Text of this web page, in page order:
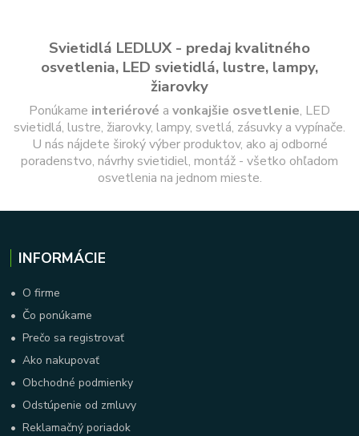
Svietidlá LEDLUX - predaj kvalitného
osvetlenia, LED svietidlá, lustre, lampy,
žiarovky
Ponúkame interiérové a vonkajšie osvetlenie, LED
svietidlá, lustre, žiarovky, lampy, svetlá, zásuvky a vypínače.
U nás nájdete široký výber produktov, ako aj odborné
poradenstvo, návrhy svietidiel, montáž - všetko ohľadom
osvetlenia na jednom mieste.
INFORMÁCIE
• O firme
• Čo ponúkame
•Prečo sa registrovať
•Ako nakupovať
• Obchodné podmienky
• Odstúpenie od zmluvy
•Reklamačný poriadok